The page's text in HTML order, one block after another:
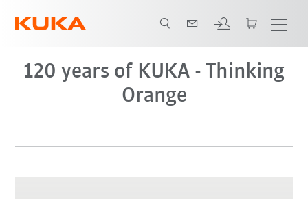
120 years of KUKA - Thinking
Orange